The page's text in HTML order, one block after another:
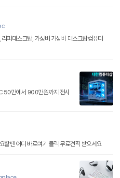
퍼데스크탑, 가성비 가심비 데스크탑컴퓨터
할땐 어디 바로여기 클릭 무료견적 받으세요